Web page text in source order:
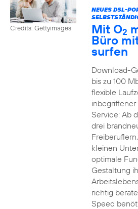
Credits: Gettyimages
NEUES DSL-
Mit O2
Büro
surfen
Download-
bis zu 100
flexible
Service: Ab
drei
kleinen
optimale
Gestaltung
richtig
Speed